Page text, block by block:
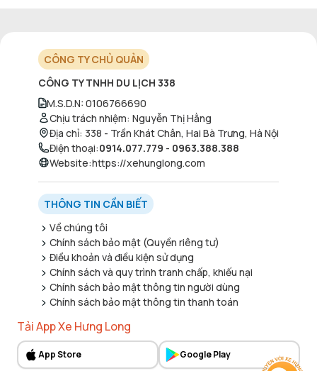
CÔNG TY CHỦ QUẢN
CÔNG TY TNHH DU LỊCH 338
M.S.D.N: 0106766690
Chịu trách nhiệm: Nguyễn Thị Hằng
Địa chỉ: 338 - Trần Khát Chân, Hai Bà Trưng, Hà Nội
Điện thoại:0914.077.779 - 0963.388.388
Website:https://xehunglong.com
THÔNG TIN CẦN BIẾT
Về chúng tôi
Chính sách bảo mật (Quyền riêng tư)
Điều khoản và điều kiện sử dụng
Chính sách và quy trình tranh chấp, khiếu nại
Chính sách bảo mật thông tin người dùng
Chính sách bảo mật thông tin thanh toán
Tải App Xe Hưng Long
App Store Google Play